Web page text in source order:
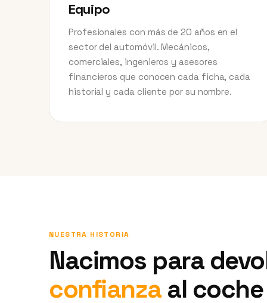
Equipo
Profesionales con más de 20 años en el
sector del automóvil. Mecánicos,
comerciales, ingenieros y asesores
financieros que conocen cada ficha, cada
historial y cada cliente por su nombre.
NUESTRA HISTORIA
Nacimos para
confianzaal